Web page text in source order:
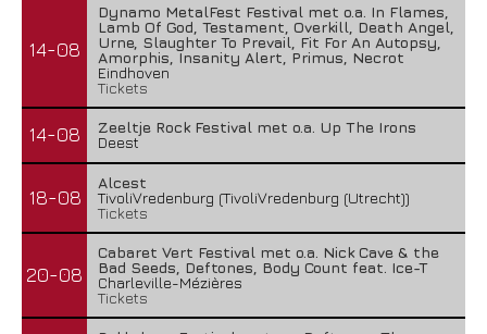
14-08
Dynamo MetalFest Festival met o.a. In Flames,
Lamb Of God, Testament, Overkill, Death Angel,
Urne, Slaughter To Prevail, Fit For An Autopsy,
Amorphis, Insanity Alert, Primus, Necrot
Eindhoven
Tickets
14-08
Zeeltje Rock Festival met o.a. Up The Irons
Deest
18-08
Alcest
TivoliVredenburg (TivoliVredenburg (Utrecht))
Tickets
20-08
Cabaret Vert Festival met o.a. Nick Cave & the
Bad Seeds, Deftones, Body Count feat. Ice-T
Charleville-Mézières
Tickets